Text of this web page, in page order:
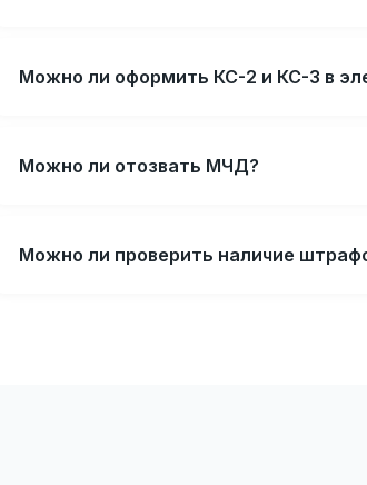
Можно ли оформить КС-2 и КС-3 в
Можно ли отозвать МЧД?
Можно ли проверить наличие